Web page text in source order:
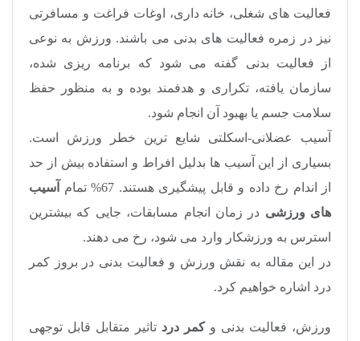
فعالیت های شغلی، خانه داری، اوغات فراغت و مسافرتی
نیز در زمره فعالیت های بدنی می باشند. ورزش به نوعی
از فعالیت بدنی گفته می شود که برنامه ریزی شده،
سازمان یافته، تکراری و هدفمند بوده و به منظور حفظ
سلامت جسم یا بهبود آن انجام شود.
آسیب عضلانی-اسکلتی شایع ترین خطر ورزش است.
بسیاری از این آسیب ها بدلیل افراط و استفاده بیش از حد
از اندام رخ داده و قابل پیشگیری هستند. 67% تمام
آسیب
های ورزشی در زمان انجام مسابقات، جایی که بیشترین
استرس به ورزشکار وارد می شود، رخ می دهند.
در این مقاله به نقش ورزش و فعالیت بدنی در بروز کمر
درد اشاره خواهیم کرد.
ورزش، فعالیت بدنی وکمر درد تاثیر متقابل قابل توجهی